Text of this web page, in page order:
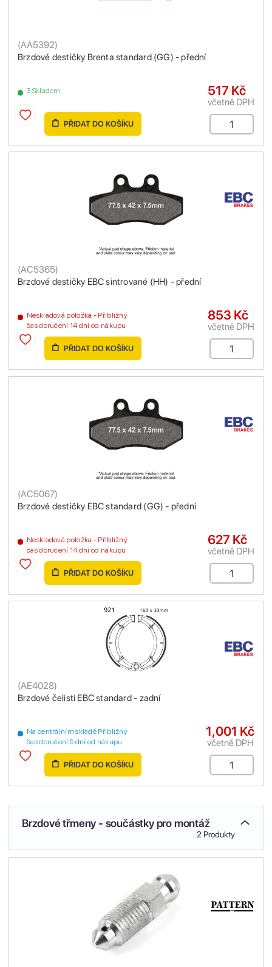
Brzdové destičky Brenta standard (GG) - přední
(AA5392)
3 Skladem 517 Kč
včetně DPH
PŘIDAT DO KOŠÍKU
Brzdové destičky EBC sintrované (HH) - přední
(AC5365)
Neskladová položka - Přibližný
čas doručení 14 dní od nákupu
853 Kč
včetně DPH
PŘIDAT DO KOŠÍKU
Brzdové destičky EBC standard (GG) - přední
(AC5067)
Neskladová položka - Přibližný
čas doručení 14 dní od nákupu
627 Kč
včetně DPH
PŘIDAT DO KOŠÍKU
Brzdové čelisti EBC standard - zadní
(AE4028)
Na centrálním skladě Přibližný
čas doručení 9 dní od nákupu
1,001 Kč
včetně DPH
PŘIDAT DO KOŠÍKU
Brzdové třmeny - součástky pro montáž
2 Produkty